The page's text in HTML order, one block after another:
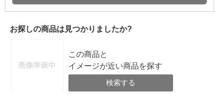
お探しの商品は見つかりましたか?
この商品と
イメージが近い商品を探す
検索する